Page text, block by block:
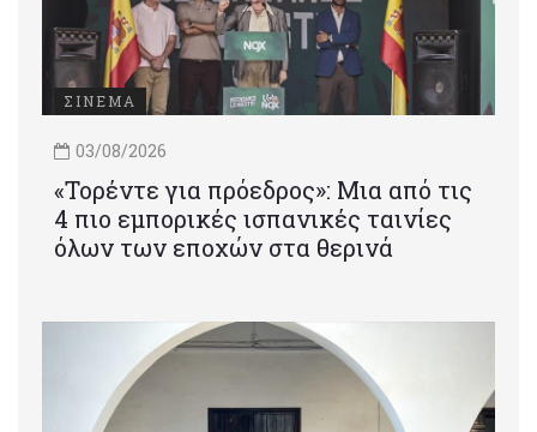
ΣΙΝΕΜΑ
03/08/2026
«Τορέντε για πρόεδρος»: Mια από τις
4 πιο εμπορικές ισπανικές ταινίες
όλων των εποχών στα θερινά